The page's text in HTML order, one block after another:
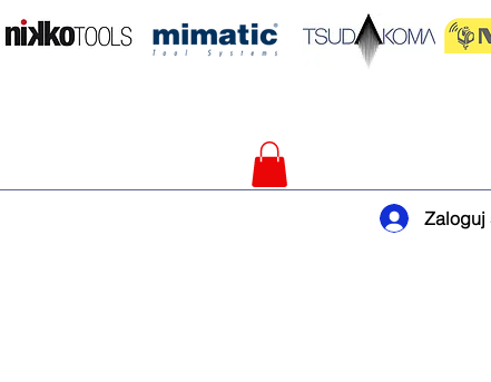
Zaloguj